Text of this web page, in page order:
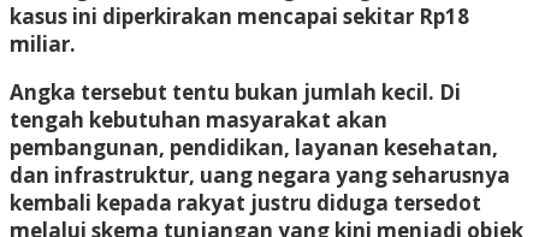
kasus ini diperkirakan mencapai sekitar Rp18
miliar.
Angka tersebut tentu bukan jumlah kecil. Di
tengah kebutuhan masyarakat akan
pembangunan, pendidikan, layanan kesehatan,
dan infrastruktur, uang negara yang seharusnya
kembali kepada rakyat justru diduga tersedot
melalui skema tunjangan yang kini menjadi objek